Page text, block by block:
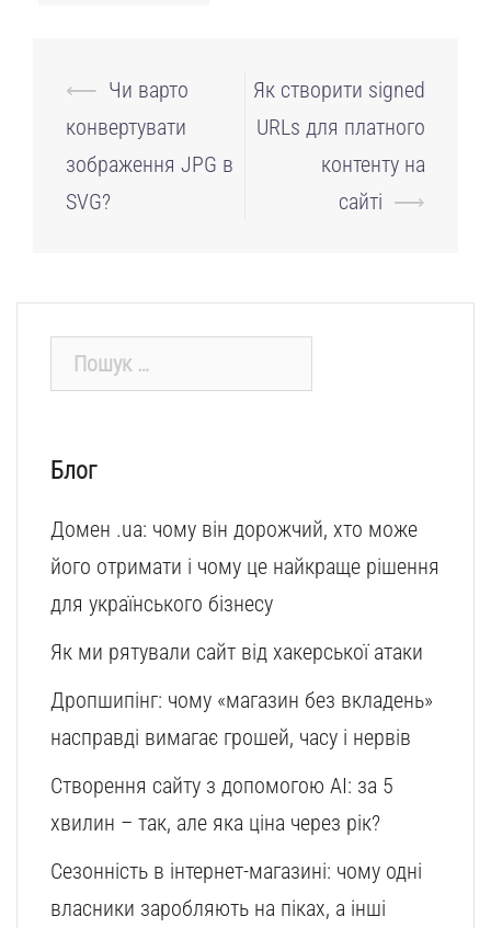
Навігація
по
запису
⟵ Чи варто
конвертувати
зображення JPG в
SVG?
Як створити signed
URLs для платного
контенту на
сайті ⟶
Пошук:
Блог
Домен .ua: чому він дорожчий, хто може
його отримати і чому це найкраще рішення
для українського бізнесу
Як ми рятували сайт від хакерської атаки
Дропшипінг: чому «магазин без вкладень»
насправді вимагає грошей, часу і нервів
Створення сайту з допомогою AI: за 5
хвилин – так, але яка ціна через рік?
Сезонність в інтернет-магазині: чому одні
власники заробляють на піках, а інші